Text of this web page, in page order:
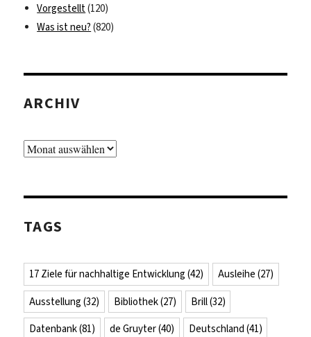
Vorgestellt(120)
Was ist neu? (820)
ARCHIV
Archiv
TAGS
17 Ziele für nachhaltige Entwicklung (42) Ausleihe (27)
Ausstellung (32) Bibliothek(27) Brill(32)
Datenbank(81) de Gruyter(40) Deutschland (41)